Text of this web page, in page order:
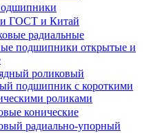
ГОСТ и Китай
радиальные
подшипники открытые и
роликовый
подшипник с короткими
роликами
конические
радиально-упорный